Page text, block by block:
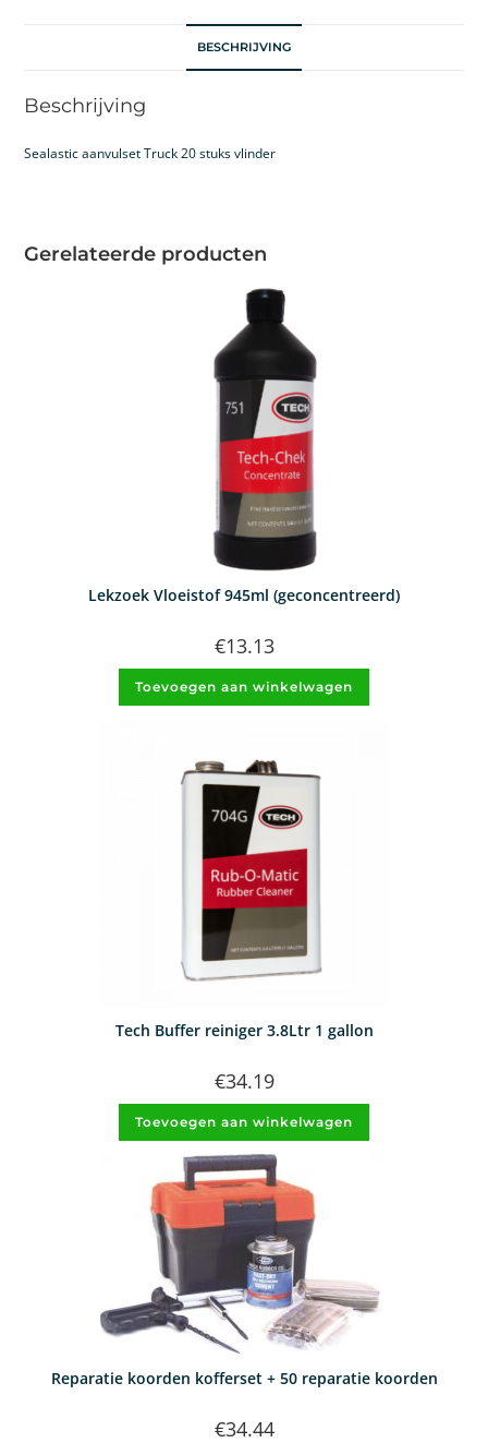
BESCHRIJVING
Beschrijving
Sealastic aanvulset Truck 20 stuks vlinder
Gerelateerde producten
Lekzoek Vloeistof 945ml (geconcentreerd)
€13.13
Toevoegen aan winkelwagen
Tech Buffer reiniger 3.8Ltr 1 gallon
€34.19
Toevoegen aan winkelwagen
Reparatie koorden kofferset + 50 reparatie koorden
€34.44